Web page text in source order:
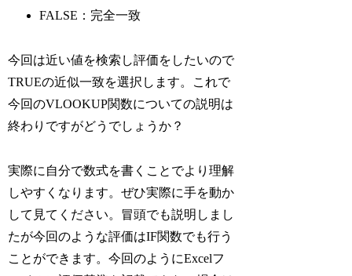
FALSE：完全一致
今回は近い値を検索し評価をしたいので
TRUEの近似一致を選択します。これで
今回のVLOOKUP関数についての説明は
終わりですがどうでしょうか？
実際に自分で数式を書くことでより理解
しやすくなります。ぜひ実際に手を動か
して見てください。冒頭でも説明しまし
たが今回のような評価はIF関数でも行う
ことができます。今回のようにExcelフ